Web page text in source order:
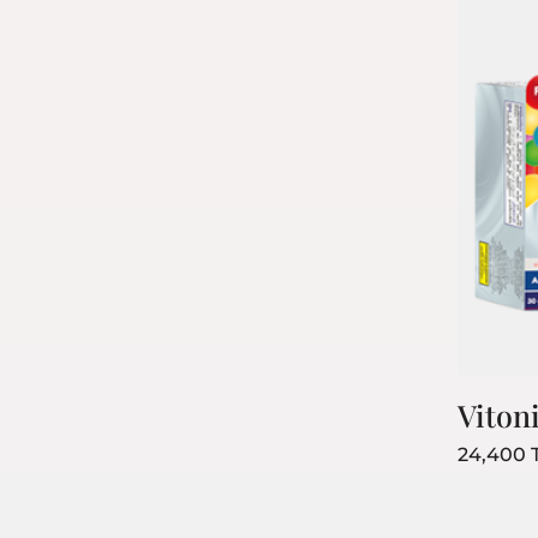
24,400
PRODUITS